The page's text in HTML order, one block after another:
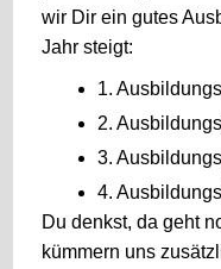
wir Dir ein gutes
Jahr steigt:
1.
2.
3.
4.
Du denkst, da geht
kümmern uns